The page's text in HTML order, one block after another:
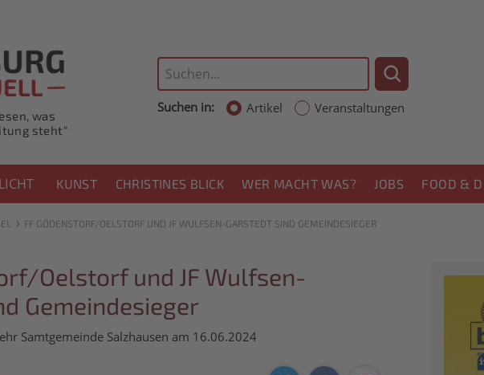
was
steht“
Suchen in: Artikel Veranstaltungen
KUNST CHRISTINES BLICK WER MACHT WAS? JOBS FOOD &
› FF GÖDENSTORF/OELSTORF UND JF WULFSEN-GARSTEDT SIND GEMEINDESIEGER
Oelstorf und JF Wulfsen-
Gemeindesieger
Samtgemeinde Salzhausen am 16.06.2024